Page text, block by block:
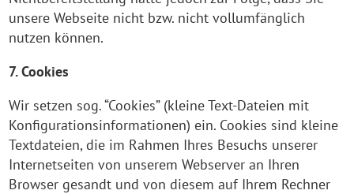
unsere Webseite nicht bzw. nicht vollumfänglich
nutzen können.
7. Cookies
Wir setzen sog. “Cookies” (kleine Text-Dateien mit
Konfigurationsinformationen) ein. Cookies sind kleine
Textdateien, die im Rahmen Ihres Besuchs unserer
Internetseiten von unserem Webserver an Ihren
Browser gesandt und von diesem auf Ihrem Rechner